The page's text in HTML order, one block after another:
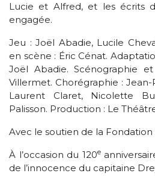
Lucie et Alfred, et les écrits
engagée.
Jeu : Joël Abadie, Lucile
en scène : Éric Cénat.
Joël Abadie. Scénographie
Villermet. Chorégraphie : Jean-
Laurent Claret, Nicolette
Palisson. Production : Le
Avec le soutien de la Fondation
À l’occasion du 120e
de l’innocence du capitaine